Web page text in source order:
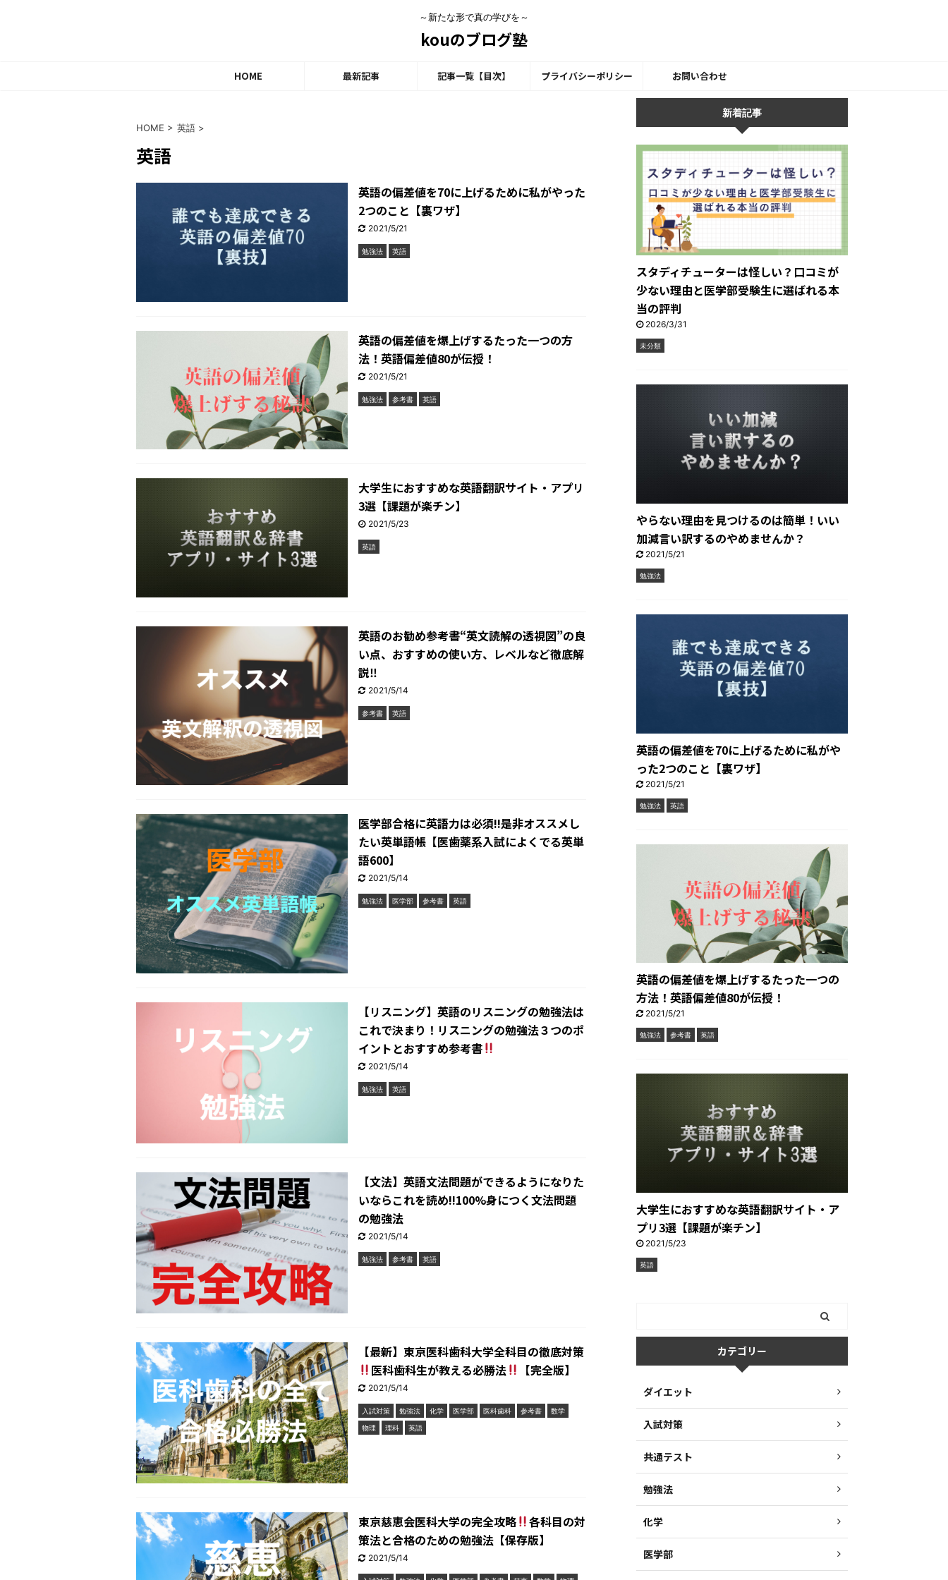
～新たな形で真の学びを～
kouのブログ塾
HOME 最新記事 記事一覧【目次】 プライバシーポリシー お問い合わせ
HOME > 英語 >
英語
英語の偏差値を70に上げるために私がやった
2つのこと【裏ワザ】
2021/5/21
勉強法 英語
英語の偏差値を爆上げするたった一つの方
法！英語偏差値80が伝授！
2021/5/21
勉強法 参考書 英語
大学生におすすめな英語翻訳サイト・アプリ
3選【課題が楽チン】
2021/5/23
英語
英語のお勧め参考書“英文読解の透視図”の良
い点、おすすめの使い方、レベルなど徹底解
説‼︎
2021/5/14
参考書 英語
医学部合格に英語力は必須!!是非オススメし
たい英単語帳【医歯薬系入試によくでる英単
語600】
2021/5/14
勉強法 医学部 参考書 英語
【リスニング】英語のリスニングの勉強法は
これで決まり！リスニングの勉強法３つのポ
イントとおすすめ参考書
2021/5/14
勉強法 英語
【文法】英語文法問題ができるようになりた
いならこれを読め!!100%身につく文法問題
の勉強法
2021/5/14
勉強法 参考書 英語
【最新】東京医科歯科大学全科目の徹底対策
医科歯科生が教える必勝法
【完全版】
2021/5/14
入試対策 勉強法 化学 医学部 医科歯科 参考書
数学
物理
理科 英語
東京慈恵会医科大学の完全攻略
各科目の対
策法と合格のための勉強法【保存版】
2021/5/14
新着記事
スタディチューターは怪しい？口コミが
少ない理由と医学部受験生に選ばれる本
当の評判
2026/3/31
未分類
やらない理由を見つけるのは簡単！いい
加減言い訳するのやめませんか？
2021/5/21
勉強法
英語の偏差値を70に上げるために私がや
った2つのこと【裏ワザ】
2021/5/21
勉強法 英語
英語の偏差値を爆上げするたった一つの
方法！英語偏差値80が伝授！
2021/5/21
勉強法 参考書 英語
大学生におすすめな英語翻訳サイト・ア
プリ3選【課題が楽チン】
2021/5/23
英語
カテゴリー
ダイエット
入試対策
共通テスト
勉強法
化学
医学部